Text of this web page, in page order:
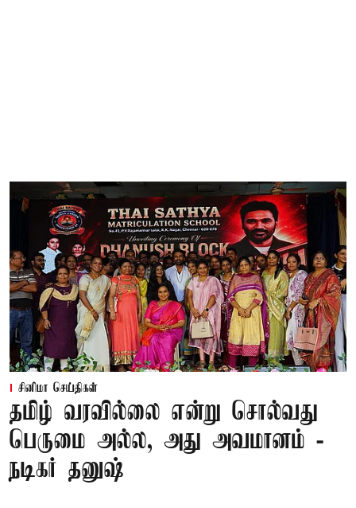
சினிமா செய்திகள்
தமிழ் வரவில்லை என்று சொல்வது
பெருமை அல்ல, அது அவமானம் -
நடிகர் தனுஷ்